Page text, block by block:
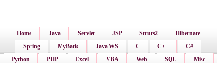
Home Java Servlet JSP Struts2
Hibernate
Spring
MyBatis Java WS C C++
C#
Python
PHP Excel VBA Web SQL Misc